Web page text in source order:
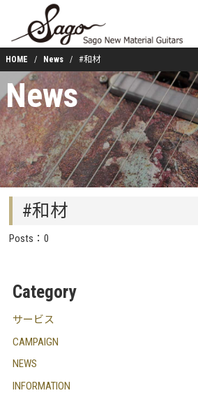
HOME News #和材
News
#和材
Posts：0
Category
サービス
CAMPAIGN
NEWS
INFORMATION